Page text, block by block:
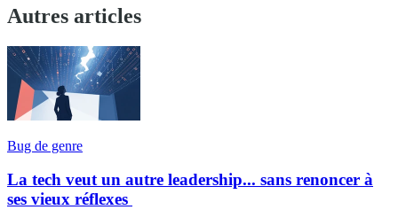
Autres articles
Bug de genre
La tech veut un autre leadership... sans renoncer à
ses vieux réflexes